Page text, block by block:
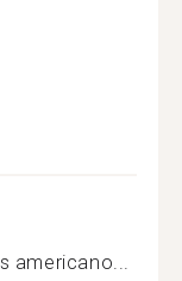
americano...